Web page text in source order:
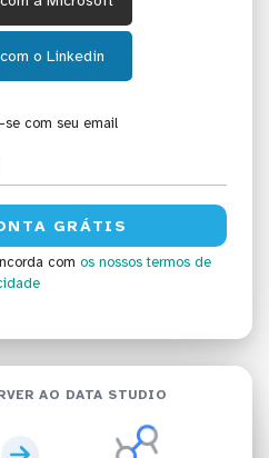
o Linkedin
com seu email
com os nossos termos de
AO DATA STUDIO